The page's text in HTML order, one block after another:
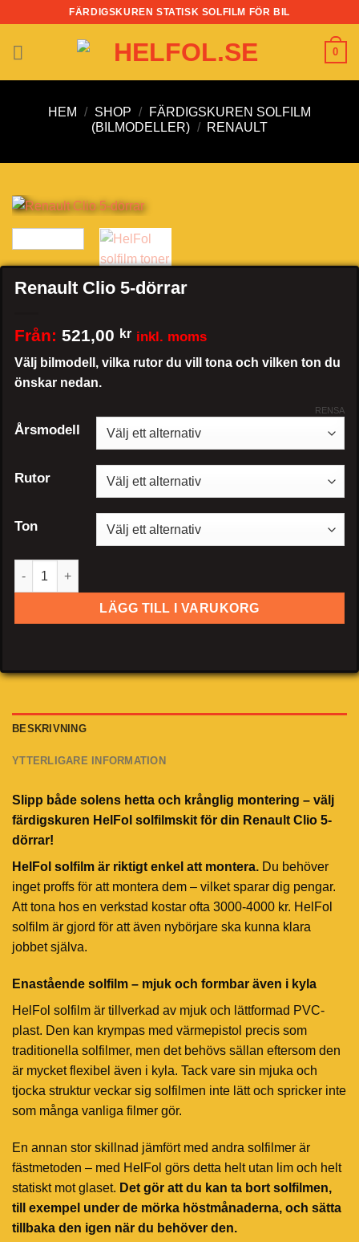
content
FÄRDIGSKUREN STATISK SOLFILM FÖR BIL
0
HEM / SHOP /
FÄRDIGSKUREN SOLFILM
(BILMODELLER) / RENAULT
Renault Clio 5-dörrar
Från: 521,00 kr inkl. moms
Välj bilmodell, vilka rutor du vill tona och vilken ton du
önskar nedan.
Årsmodell
Rutor
Ton
RENSA
Renault Clio 5-dörrar mängd
LÄGG TILL I VARUKORG
BESKRIVNING
YTTERLIGARE INFORMATION
Slipp både solens hetta och krånglig montering – välj
färdigskuren HelFol solfilmskit för din Renault Clio 5-
dörrar!
HelFol solfilm är riktigt enkel att montera. Du behöver
inget proffs för att montera dem – vilket sparar dig pengar.
Att tona hos en verkstad kostar ofta 3000-4000 kr. HelFol
solfilm är gjord för att även nybörjare ska kunna klara
jobbet själva.
Enastående solfilm – mjuk och formbar även i kyla
HelFol solfilm är tillverkad av mjuk och lättformad PVC-
plast. Den kan krympas med värmepistol precis som
traditionella solfilmer, men det behövs sällan eftersom den
är mycket flexibel även i kyla. Tack vare sin mjuka och
tjocka struktur veckar sig solfilmen inte lätt och spricker inte
som många vanliga filmer gör.
En annan stor skillnad jämfört med andra solfilmer är
fästmetoden – med HelFol görs detta helt utan lim och helt
statiskt mot glaset. Det gör att du kan ta bort solfilmen,
till exempel under de mörka höstmånaderna, och sätta
tillbaka den igen när du behöver den.